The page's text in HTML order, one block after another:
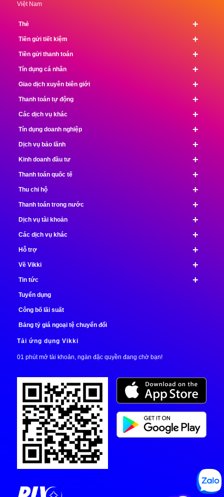
Việt Nam
+
Thẻ
+
Tiền gửi tiết kiệm
+
Tiền gửi thanh toán
+
Tín dụng cá nhân
+
Giao dịch xuyên biên giới
+
Thanh toán tự động
+
Các dịch vụ khác
+
Tín dụng doanh nghiệp
+
Dịch vụ bảo lãnh
+
Kinh doanh đầu tư
+
Thanh toán quốc tế
+
Thu chi hộ
+
Thanh toán trong nước
+
Dịch vụ tài khoản
+
Các dịch vụ khác
+
Hỗ trợ
+
Về Vikki
+
Tin tức
Tuyển dụng
Công bố lãi suất
Bảng tỷ giá ngoại tệ chuyển đổi
Tải ứng dụng Vikki
01 phút mở tài khoản, ngàn đặc quyền đang chờ bạn!